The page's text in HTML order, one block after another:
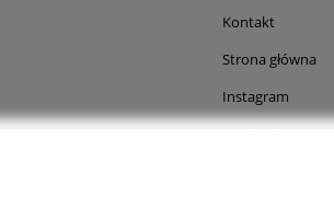
Kontakt
Strona główna
Instagram